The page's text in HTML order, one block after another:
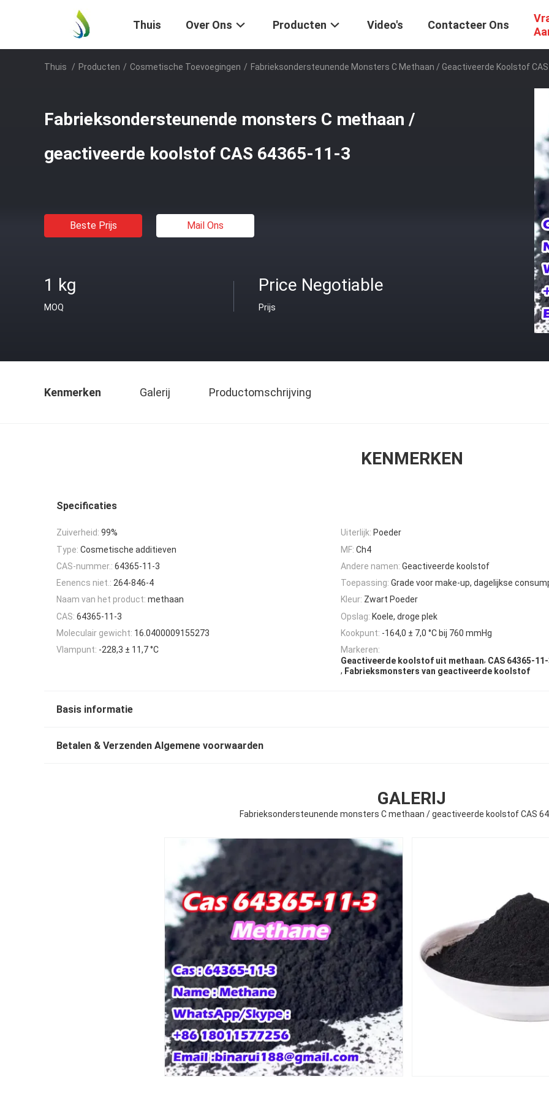
Thuis Over Ons Producten Video's Contacteer Ons
Thuis / Producten / Cosmetische Toevoegingen / Fabrieksondersteunende Monsters C Methaan / Geactiveerde Koolstof
Fabrieksondersteunende monsters C methaan /
geactiveerde koolstof CAS 64365-11-3
Beste Prijs Mail Ons
1 kg
MOQ
Price Negotiable
Prijs
Kenmerken Galerij Productomschrijving
KENMERKEN
Specificaties
Zuiverheid: 99% Uiterlijk: Poeder
Type: Cosmetische additieven MF: Ch4
CAS-nummer.: 64365-11-3 Andere namen: Geactiveerde koolstof
Eenencs niet.: 264-846-4 Toepassing: Grade voor make-up, dagelijkse
Naam van het product: methaan Kleur: Zwart Poeder
CAS: 64365-11-3 Opslag: Koele, droge plek
Moleculair gewicht: 16.0400009155273 Kookpunt: -164,0 ± 7,0 °C bij 760 mmHg
Vlampunt: -228,3 ± 11,7 °C
Markeren:
Geactiveerde koolstof uit methaan, CAS 64365-
, Fabrieksmonsters van geactiveerde koolstof
Basis informatie
Betalen & Verzenden Algemene voorwaarden
GALERIJ
Fabrieksondersteunende monsters C methaan / geactiveerde koolstof CAS